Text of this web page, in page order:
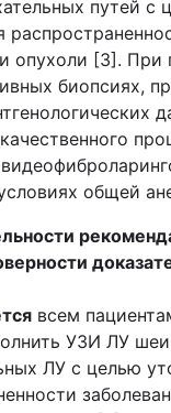
путей с
опухоли [3]. При
биопсиях,
общей
всем
УЗИ ЛУ
ЛУ c целью